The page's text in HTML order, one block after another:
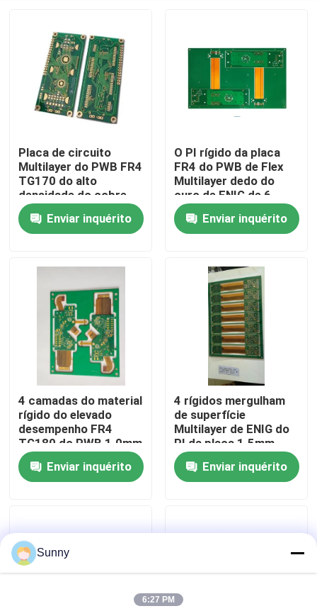
Para casa
Vídeos
Sobre nós
Visita à fábrica
Controle de qualidade
Contacte-nos
Casos
Placa de circuito
Multilayer do PWB FR4
TG170 do alto
densidade do cobre
1OZ
Enviar inquérito
O PI rígido da placa
FR4 do PWB de Flex
Multilayer dedo do
ouro de ENIG de 6
camadas terminou
Enviar inquérito
4 camadas do material
rígido do elevado
desempenho FR4
TG180 do PWB 1.0mm
do cabo flexível
Enviar inquérito
4 rígidos mergulham
de superfície
Multilayer de ENIG do
PI da placa 1.5mm
FR4 TG150 do PWB
terminadoEnviar inquérito
Sunny
6:27 PM